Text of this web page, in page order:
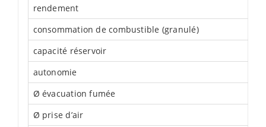
rendement
consommation de combustible (granulé)
capacité réservoir
autonomie
Ø évacuation fumée
Ø prise d’air